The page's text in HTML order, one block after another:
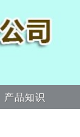
产品知识